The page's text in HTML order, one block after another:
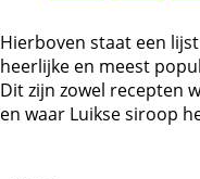
Hierboven staat een
heerlijke en meest
Dit zijn zowel recepten
en waar Luikse siroop